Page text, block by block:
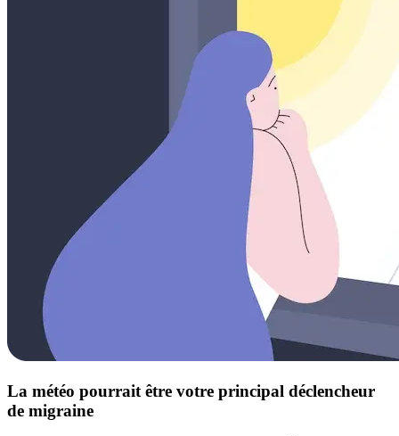
La météo pourrait être votre principal déclencheur
de migraine